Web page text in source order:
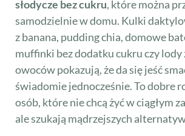
słodycze bez cukru, które można
samodzielnie w domu. Kulki
z banana, pudding chia, domowe
muffinki bez dodatku cukru czy lody
owoców pokazują, że da się jeść
świadomie jednocześnie. To dobre
osób, które nie chcą żyć w ciągłym
ale szukają mądrzejszych